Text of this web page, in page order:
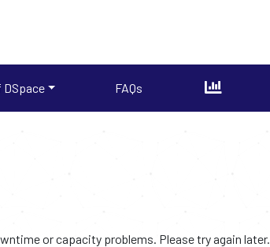
DSpace FAQs
or capacity problems. Please try again later.